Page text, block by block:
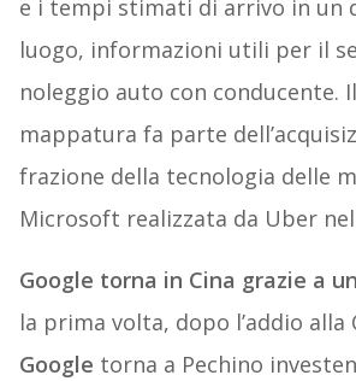
e i tempi stimati di arrivo in un
luogo, informazioni utili per il
noleggio auto con conducente.
mappatura fa parte
frazione della tecnologia delle
Microsoft realizzata da Uber
Google torna in Cina grazie a
la prima volta, dopo l’addio alla
Google torna a Pechino